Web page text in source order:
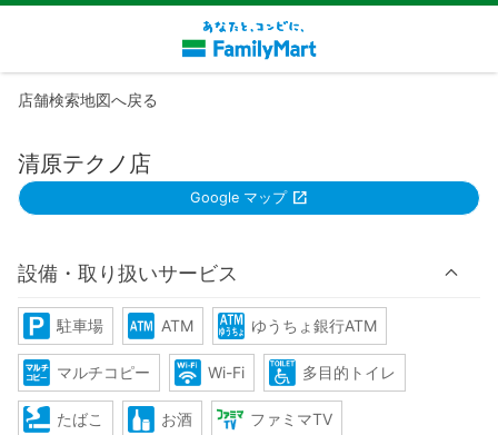
店舗検索地図へ戻る
清原テクノ店
Google マップ
設備・取り扱いサービス
駐車場 ATM ゆうちょ銀行ATM
マルチコピー Wi-Fi 多目的トイレ
たばこ お酒 ファミマTV